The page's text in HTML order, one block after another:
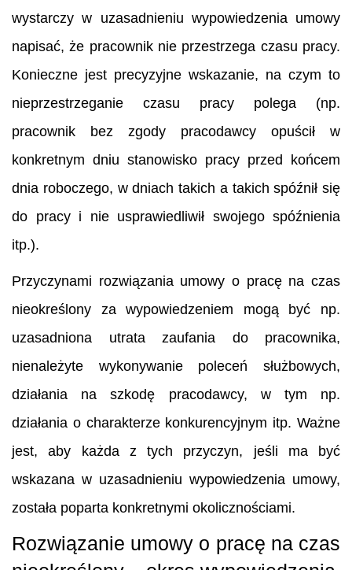
wystarczy w uzasadnieniu wypowiedzenia umowy
napisać, że pracownik nie przestrzega czasu pracy.
Konieczne jest precyzyjne wskazanie, na czym to
nieprzestrzeganie czasu pracy polega (np.
pracownik bez zgody pracodawcy opuścił w
konkretnym dniu stanowisko pracy przed końcem
dnia roboczego, w dniach takich a takich spóźnił się
do pracy i nie usprawiedliwił swojego spóźnienia
itp.).
Przyczynami rozwiązania umowy o pracę na czas
nieokreślony za wypowiedzeniem mogą być np.
uzasadniona utrata zaufania do pracownika,
nienależyte wykonywanie poleceń służbowych,
działania na szkodę pracodawcy, w tym np.
działania o charakterze konkurencyjnym itp. Ważne
jest, aby każda z tych przyczyn, jeśli ma być
wskazana w uzasadnieniu wypowiedzenia umowy,
została poparta konkretnymi okolicznościami.
Rozwiązanie umowy o pracę na czas